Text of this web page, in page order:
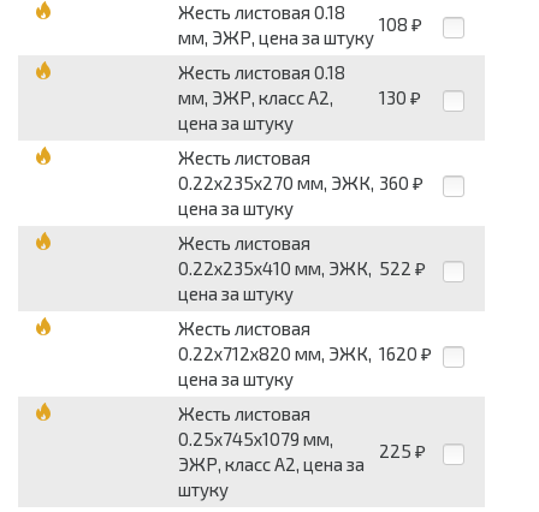
Жесть листовая 0.18
мм, ЭЖР, цена за штуку
108 ₽
Жесть листовая 0.18
мм, ЭЖР, класс А2,
цена за штуку
130 ₽
Жесть листовая
0.22х235х270 мм, ЭЖК,
цена за штуку
360 ₽
Жесть листовая
0.22х235х410 мм, ЭЖК,
цена за штуку
522 ₽
Жесть листовая
0.22х712х820 мм, ЭЖК,
цена за штуку
1620 ₽
Жесть листовая
0.25х745х1079 мм,
ЭЖР, класс А2, цена за
штуку
225 ₽